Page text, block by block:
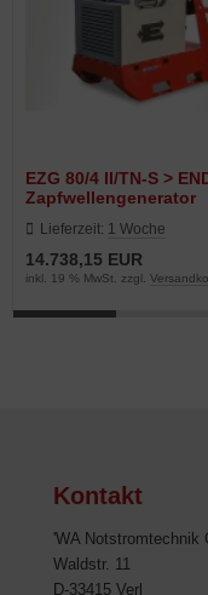
EZG 80/4 II/TN-S >
Zapfwellengenerator
Lieferzeit: 1 Woche
14.738,15 EUR
inkl. 19 % MwSt. zzgl.
Kontakt
'WA Notstromtechnik
Waldstr. 11
D-33415 Verl